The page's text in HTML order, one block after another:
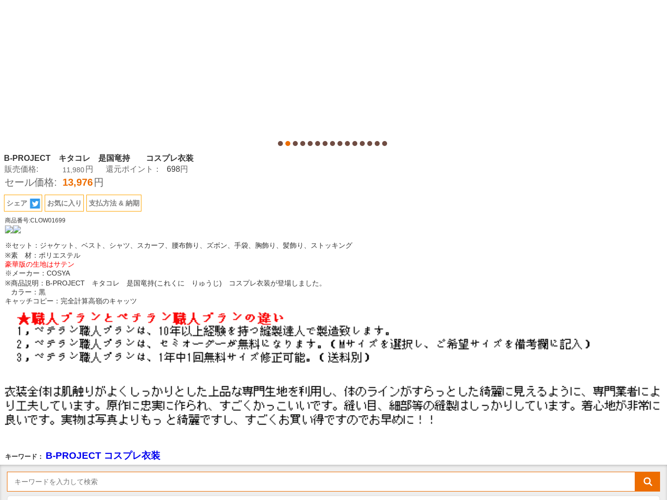
B-PROJECT キタコレ 是国竜持 コスプレ衣装
販売価格:
11,980 円 還元ポイント： 698円
セール価格: 13,976 円
シェア お気に入り 支払方法 & 納期
商品番号:CLOW01699
※セット：ジャケット、ベスト、シャツ、スカーフ、腰布飾り、ズボン、手袋、胸飾り、髪飾り、ストッキング
※素 材：ポリエステル
豪華版の生地はサテン
※メーカー：COSYA
※商品説明：B-PROJECT キタコレ 是国竜持(これくに りゅうじ) コスプレ衣装が登場しました。
カラー：黒
キャッチコピー：完全計算高嶺のキャッツ
キーワード： B-PROJECT コスプレ衣装